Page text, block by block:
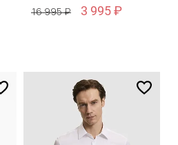
16 995 ₽
3 995 ₽